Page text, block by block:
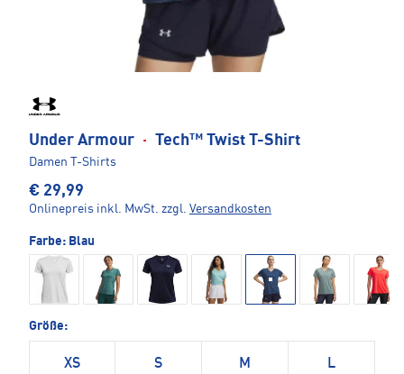
Under Armour · Tech™ Twist T-Shirt
Damen T-Shirts
€ 29,99
Onlinepreis inkl. MwSt. zzgl. Versandkosten
Farbe: Blau
Größe:
XS S M L